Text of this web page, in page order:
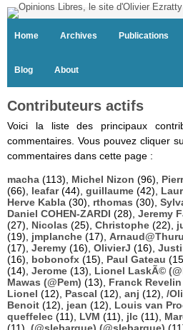
Home Archives Publications
Blog About
Contributeurs actifs
Voici la liste des principaux
commentaires. Vous pouvez cliquer
commentaires dans cette page :
macha (113), Michel Nizon (96),
(66), leafar(44), guillaume (42),
Herve Kabla (30), rthomas (30),
Daniel COHEN-ZARDI (28), Jeremy
(27), Nicolas (25), Christophe (22),
(19), jmplanche (17),
(17), Jeremy (16), OlivierJ (16),
(16), bobonofx (15), Paul Gateau
(14), Jerome (13), Lionel LaskÃ©
Mawas (@Pem) (13), Franck
Lionel (12), Pascal (12), anj (12), /
Benoit (12), jean (12), Louis van
queffelec (11), LVM (11), jlc (11),